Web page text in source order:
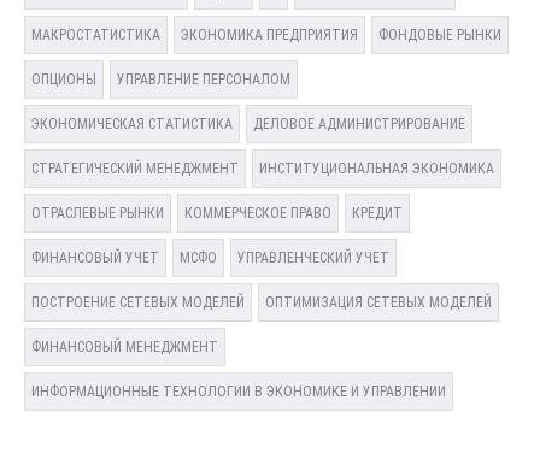
МАКРОСТАТИСТИКА ЭКОНОМИКА ПРЕДПРИЯТИЯ ФОНДОВЫЕ РЫНКИ
ОПЦИОНЫ УПРАВЛЕНИЕ ПЕРСОНАЛОМ
ЭКОНОМИЧЕСКАЯ СТАТИСТИКА ДЕЛОВОЕ АДМИНИСТРИРОВАНИЕ
СТРАТЕГИЧЕСКИЙ МЕНЕДЖМЕНТ ИНСТИТУЦИОНАЛЬНАЯ ЭКОНОМИКА
ОТРАСЛЕВЫЕ РЫНКИ КОММЕРЧЕСКОЕ ПРАВО КРЕДИТ
ФИНАНСОВЫЙ УЧЕТ МСФО УПРАВЛЕНЧЕСКИЙ УЧЕТ
ПОСТРОЕНИЕ СЕТЕВЫХ МОДЕЛЕЙ ОПТИМИЗАЦИЯ СЕТЕВЫХ МОДЕЛЕЙ
ФИНАНСОВЫЙ МЕНЕДЖМЕНТ
ИНФОРМАЦИОННЫЕ ТЕХНОЛОГИИ В ЭКОНОМИКЕ И УПРАВЛЕНИИ